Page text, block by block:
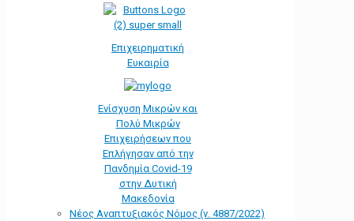
Επιχειρηματική
Ευκαιρία
Ενίσχυση Μικρών και
Πολύ Μικρών
Επιχειρήσεων που
Επλήγησαν από την
Πανδημία Covid-19
στην Δυτική
Μακεδονία
Νέος Αναπτυξιακός Νόμος (ν. 4887/2022)